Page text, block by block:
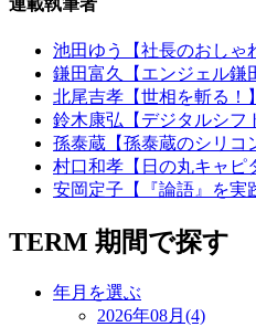
連載執筆者
池田ゆう【社長のおしゃ
鎌田富久【エンジェル鎌田
北尾吉孝【世相を斬る！】
鈴木康弘【デジタルシフ
孫泰蔵【孫泰蔵のシリコ
村口和孝【日の丸キャピ
安岡定子【『論語』を実
TERM 期間で探す
年月を選ぶ
2026年08月(4)